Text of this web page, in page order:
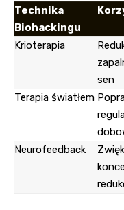
Technika
Biohackingu
Krioterapia
sen
Terapia światłem
Neurofeedback